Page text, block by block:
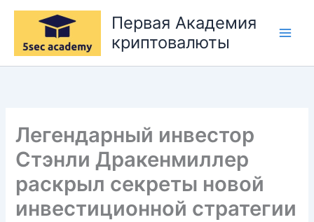
Перейти
содержимому
Первая Академия
криптовалюты
Легендарный инвестор
Стэнли Дракенмиллер
раскрыл секреты новой
инвестиционной стратегии